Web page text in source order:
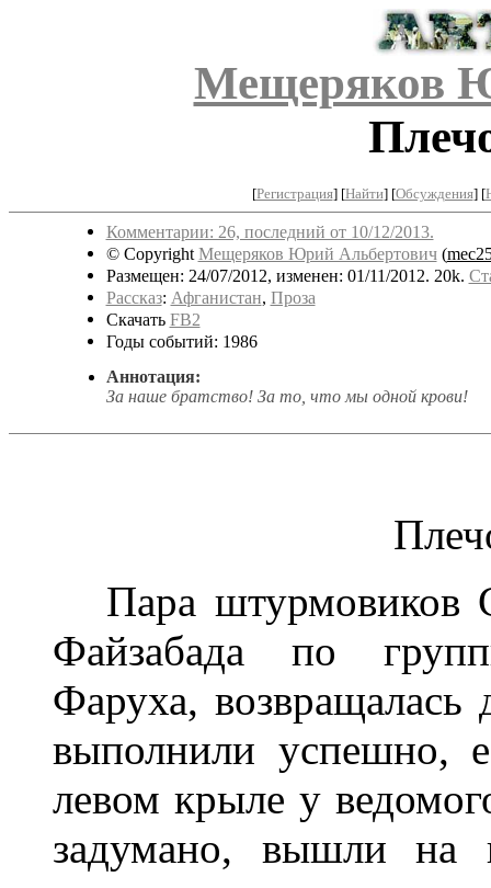
Мещеряков
[Регистрация] [Найти] [Обсуждения] [
Комментарии: 26, последний от 10/12/2013.
© CopyrightМещеряков Юрий Альбертович(
Размещен: 24/07/2012, изменен: 01/11/2012. 20k.
Рассказ: Афганистан, Проза
Скачать FB2
Годы событий: 1986
Аннотация:
За наше братство! За то, что мы одной крови!
Пара штурмовиков
Файзабада по
Фаруха, возвращалась
выполнили успешно,
левом крыле у
задумано, вышли на